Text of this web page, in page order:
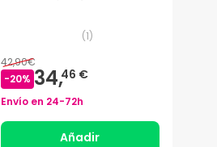
(1)
42,90€
-20% 34,46 €
Envío en 24-72h
Añadir